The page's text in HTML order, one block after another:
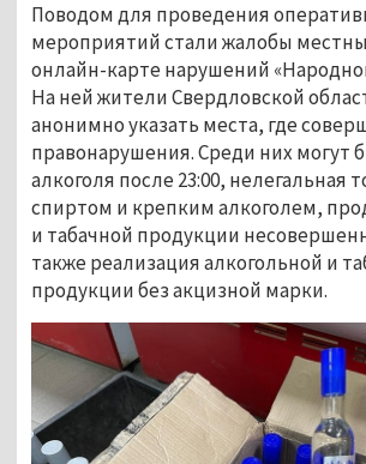
Поводом для проведения
мероприятий стали жалобы
онлайн-карте нарушений
На ней жители Свердловской
анонимно указать места, где
правонарушения. Среди них могут
алкоголя после 23:00, нелегальная
спиртом и крепким алкоголем,
и табачной продукции
также реализация алкогольной и
продукции без акцизной марки.